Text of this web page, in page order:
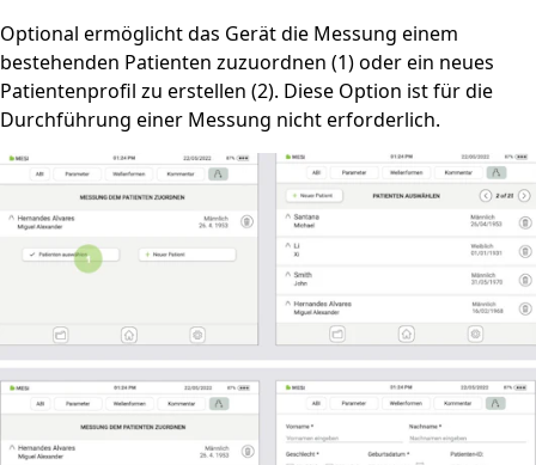
Optional ermöglicht das Gerät die Messung einem
bestehenden Patienten zuzuordnen (1) oder ein neues
Patientenprofil zu erstellen (2). Diese Option ist für die
Durchführung einer Messung nicht erforderlich.